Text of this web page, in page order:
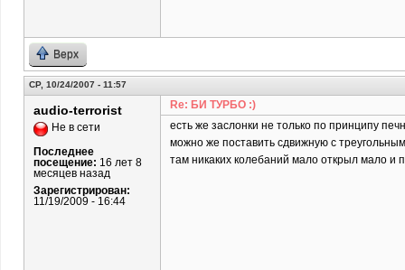
Верх
СР, 10/24/2007 - 11:57
audio-terrorist
Не в сети
Последнее
посещение: 16 лет 8
месяцев назад
Зарегистрирован:
11/19/2009 - 16:44
Re: БИ ТУРБО :)
есть же заслонки не только по принципу
можно же поставить сдвижную с
там никаких колебаний мало открыл мало и